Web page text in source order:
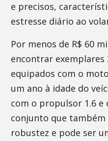
e precisos,
estresse diário ao
Por menos de R$ 60
encontrar exemplares
equipados com o
um ano à idade do
com o propulsor 1.6
conjunto que também
robustez e pode ser